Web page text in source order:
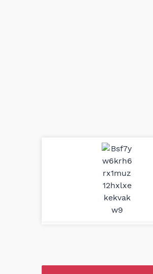
Uporedila sam
definitivno
delove iz MD
odgovarajuću
Svetlana Večerinović,